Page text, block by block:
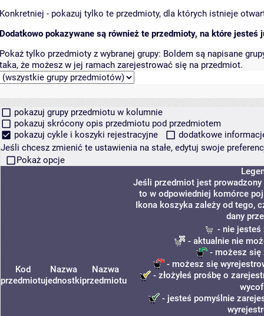
Konkretniej - pokazuj tylko te przedmioty, dla których istnieje
Dodatkowo pokazywane są również te przedmioty, na które jesteś
Pokaż tylko przedmioty z wybranej grupy: Boldem są napisane
taka, że możesz w jej ramach zarejestrować się na przedmiot.
pokazuj grupy przedmiotu w kolumnie
pokazuj skrócony opis przedmiotu pod przedmiotem
pokazuj cykle i koszyki rejestracyjne
dodatkowe
Jeśli chcesz zmienić te ustawienia na stałe, edytuj swoje
Pokaż opcje
Kod
przedmiotu
Nazwa
jednostki
Nazwa
przedmiotu
Jeśli przedmiot jest
to w odpowiedniej komórce
Ikona koszyka zależy od tego,
dany
- nie jesteś
- aktualnie nie
- możesz się
- możesz się
- złożyłeś prośbę o
- jesteś pomyślnie